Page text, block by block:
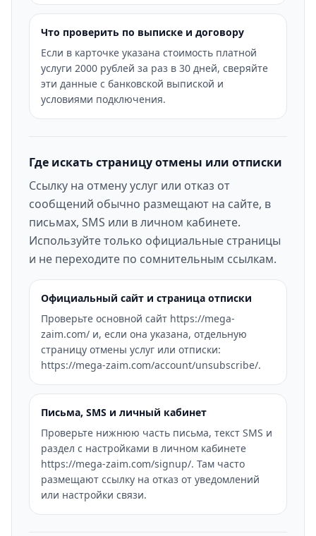
Что проверить по выписке и договору
Если в карточке указана стоимость платной
услуги 2000 рублей за раз в 30 дней, сверяйте
эти данные с банковской выпиской и
условиями подключения.
Где искать страницу отмены или отписки
Ссылку на отмену услуг или отказ от
сообщений обычно размещают на сайте, в
письмах, SMS или в личном кабинете.
Используйте только официальные страницы
и не переходите по сомнительным ссылкам.
Официальный сайт и страница отписки
Проверьте основной сайт https://mega-
zaim.com/ и, если она указана, отдельную
страницу отмены услуг или отписки:
https://mega-zaim.com/account/unsubscribe/.
Письма, SMS и личный кабинет
Проверьте нижнюю часть письма, текст SMS и
раздел с настройками в личном кабинете
https://mega-zaim.com/signup/. Там часто
размещают ссылку на отказ от уведомлений
или настройки связи.